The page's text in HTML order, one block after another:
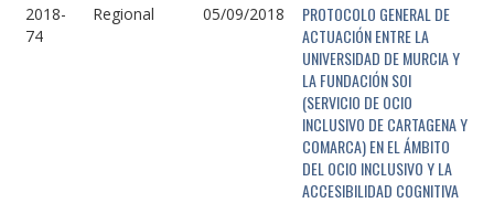
2018-
74
Regional 05/09/2018
PROTOCOLO GENERAL DE
ACTUACIÓN ENTRE LA
UNIVERSIDAD DE MURCIA Y
LA FUNDACIÓN SOI
(SERVICIO DE OCIO
INCLUSIVO DE CARTAGENA Y
COMARCA) EN EL ÁMBITO
DEL OCIO INCLUSIVO Y LA
ACCESIBILIDAD COGNITIVA